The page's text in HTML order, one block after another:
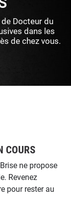
Docteur du
dans les
de chez vous.
COURS
ne propose
Revenez
pour rester au